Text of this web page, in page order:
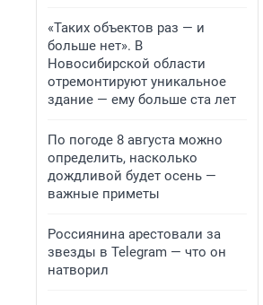
«Таких объектов раз — и
больше нет». В
Новосибирской области
отремонтируют уникальное
здание — ему больше ста лет
По погоде 8 августа можно
определить, насколько
дождливой будет осень —
важные приметы
Россиянина арестовали за
звезды в Telegram — что он
натворил